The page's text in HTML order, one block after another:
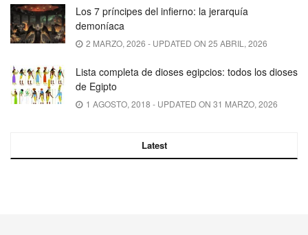
Los 7 príncipes del infierno: la jerarquía
demoníaca
2 MARZO, 2026 - UPDATED ON 25 ABRIL, 2026
Lista completa de dioses egipcios: todos los dioses
de Egipto
1 AGOSTO, 2018 - UPDATED ON 31 MARZO, 2026
Latest